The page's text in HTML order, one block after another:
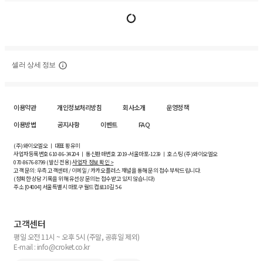
셀러 상세 정보
이용약관 개인정보처리방침 회사소개
운영정책
이용방법
공지사항 이벤트 FAQ
(주)와이오엘오 ㅣ 대표 황유미
사업자등록번호610-86-34204ㅣ 통신판매번호 2019-서울마포-1239 ㅣ 호스팅 (주)와이오엘오
070-8676-8799 (발신 전용)사업자 정보 확인 >
고객 문의: 우측 고객센터 / 이메일 / 카카오플러스 채널을 통해 문의 접수 부탁드립니다.
(정확한 상담 기록을 위해 유선상 문의는 접수받고 있지 않습니다)
주소 [04004] 서울특별시 마포구 월드컵로10길5-6
고객센터
평일 오전 11시 ~ 오후 5시 (주말, 공휴일 제외)
E-mail : info@croket.co.kr